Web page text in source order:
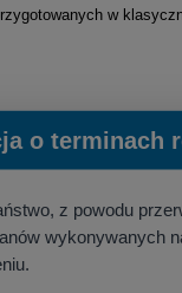
w
profesjonalnego
precyzyjnie rozłoży i
chroniąc materiał
o terminach
z powodu
wykonywanych